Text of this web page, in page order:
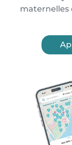
maternelles